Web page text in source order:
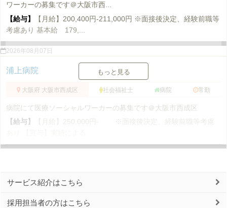
ワーカーの募集です＠大阪市西...
【給与】
【月給】200,400円-211,000円 ※面接後決定、経験前職等
考慮あり 基本給 179,...
2026年08月07日
浦上病院
大阪府 大阪市西成区 社会福祉士 病院 常勤
病院にて医療ソーシャルワーカーの募集です＠大阪市西成区
【給与】
【月給】250,000円- ※面接後決定、経験前職等考慮
もっと見る
サービス紹介はこちら
採用担当者の方はこちら